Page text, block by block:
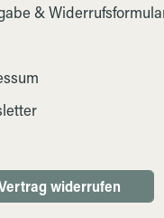
&
widerrufen